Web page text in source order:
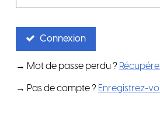
Connexion
→ Mot de passe perdu ?
→ Pas de compte ? Enregistrez-